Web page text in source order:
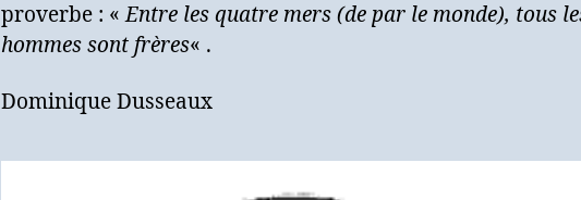
proverbe : «Entre les quatre mers (de par le monde), tous
hommes sont frères« .
Dominique Dusseaux